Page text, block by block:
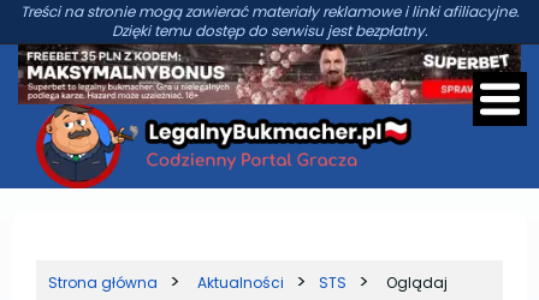
Treści na stronie mogą zawierać materiały reklamowe i linki afiliacyjne.
Dzięki temu dostęp do serwisu jest bezpłatny.
Strona główna Aktualności STS
Oglądaj